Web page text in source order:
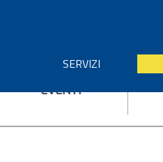
SERVIZI
EVENTI